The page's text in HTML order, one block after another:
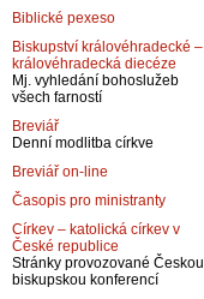
Biblické pexeso
Biskupství královéhradecké –
královéhradecká diecéze
Mj. vyhledání bohoslužeb
všech farností
Breviář
Denní modlitba církve
Breviář on-line
Časopis pro ministranty
Církev – katolická církev v
České republice
Stránky provozované Českou
biskupskou konferencí